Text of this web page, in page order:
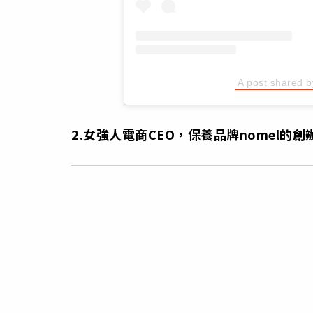
A post shared
2.女強人電商CEO ，保養品牌nomel的創